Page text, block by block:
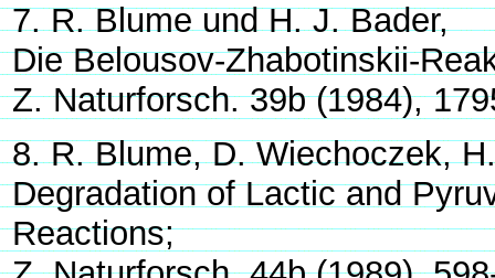
7. R. Blume und H. J. Bader,
Die Belousov-Zhabotinskii-
Z. Naturforsch. 39b (1984),
8. R. Blume, D. Wiechoczek,
Degradation of Lactic and
Reactions;